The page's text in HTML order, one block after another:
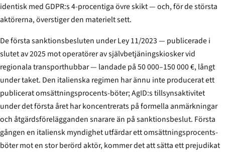
identisk med GDPR:s 4-procentiga övre skikt — och, för de största
aktörerna, överstiger den materielt sett.
De första sanktionsbesluten under Ley 11/2023 — publicerade i
slutet av 2025 mot operatörer av självbetjäningskiosker vid
regionala transporthubbar — landade på 50 000–150 000 €, långt
under taket. Den italienska regimen har ännu inte producerat ett
publicerat omsättningsprocents-böter; AgID:s tillsynsaktivitet
under det första året har koncentrerats på formella anmärkningar
och åtgärdsförelägganden snarare än på sanktionsbeslut. Första
gången en italiensk myndighet utfärdar ett omsättningsprocents-
böter mot en stor berörd aktör, kommer det att sätta ett prejudikat